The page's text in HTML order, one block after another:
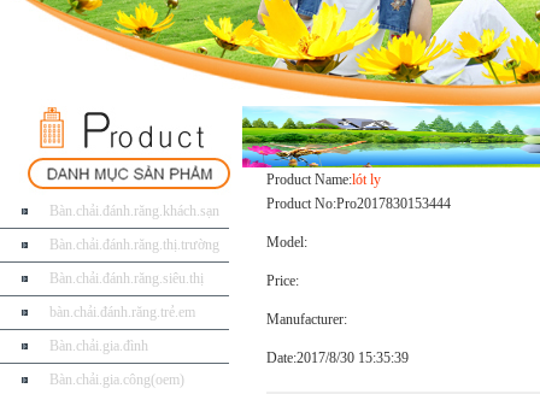
Product Name:lót ly
Product No:Pro2017830153444
Model:
Price:
Manufacturer:
Date:2017/8/30 15:35:39
Bàn.chải.đánh.răng.khách.sạn
Bàn.chải.đánh.răng.thị.trường
Bàn.chải.đánh.răng.siêu.thị
bàn.chải.đánh.răng.trẻ.em
Bàn.chải.gia.đình
Bàn.chải.gia.công(oem)